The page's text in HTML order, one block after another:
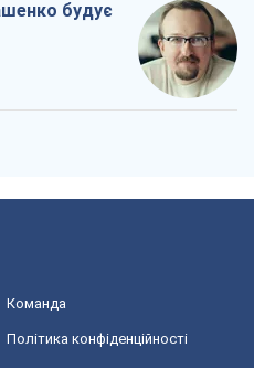
будує
Команда
Політика конфіденційності